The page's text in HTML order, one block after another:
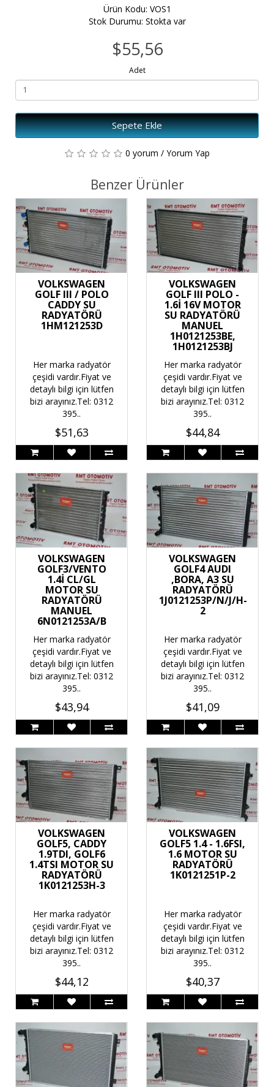
Ürün Kodu: VOS1
Stok Durumu: Stokta var
$55,56
Adet
Sepete Ekle
0 yorum / Yorum Yap
Benzer Ürünler
VOLKSWAGEN
GOLF III / POLO
CADDY SU
RADYATÖRÜ
1HM121253D
Her marka radyatör
çeşidi vardır.Fiyat ve
detaylı bilgi için lütfen
bizi arayınız.Tel: 0312
395..
$51,63
VOLKSWAGEN
GOLF III POLO -
1.6İ 16V MOTOR
SU RADYATÖRÜ
MANUEL
1H0121253BE,
1H0121253BJ
Her marka radyatör
çeşidi vardır.Fiyat ve
detaylı bilgi için lütfen
bizi arayınız.Tel: 0312
395..
$44,84
VOLKSWAGEN
GOLF3/VENTO
1.4İ CL/GL
MOTOR SU
RADYATÖRÜ
MANUEL
6N0121253A/B
Her marka radyatör
çeşidi vardır.Fiyat ve
detaylı bilgi için lütfen
bizi arayınız.Tel: 0312
395..
$43,94
VOLKSWAGEN
GOLF4 AUDI
,BORA, A3 SU
RADYATÖRÜ
1J0121253P/N/J/H-
2
Her marka radyatör
çeşidi vardır.Fiyat ve
detaylı bilgi için lütfen
bizi arayınız.Tel: 0312
395..
$41,09
VOLKSWAGEN
GOLF5, CADDY
1.9TDI, GOLF6
1.4TSI MOTOR SU
RADYATÖRÜ
1K0121253H-3
Her marka radyatör
çeşidi vardır.Fiyat ve
detaylı bilgi için lütfen
bizi arayınız.Tel: 0312
395..
$44,12
VOLKSWAGEN
GOLF5 1.4 - 1.6FSI,
1.6 MOTOR SU
RADYATÖRÜ
1K0121251P-2
Her marka radyatör
çeşidi vardır.Fiyat ve
detaylı bilgi için lütfen
bizi arayınız.Tel: 0312
395..
$40,37